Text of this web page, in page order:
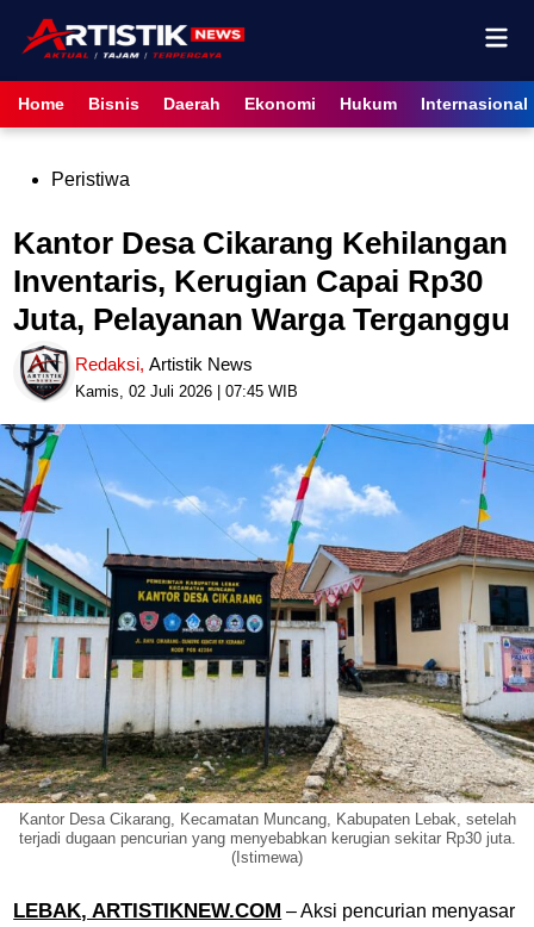
content
Home Bisnis Daerah Ekonomi Hukum Internasional
PostedPeristiwa
Kantor Desa Cikarang Kehilangan
Inventaris, Kerugian Capai Rp30
Juta, Pelayanan Warga Terganggu
Redaksi,Artistik News
Kamis, 02 Juli 2026 | 07:45 WIB
Kantor Desa Cikarang, Kecamatan Muncang, Kabupaten Lebak, setelah
terjadi dugaan pencurian yang menyebabkan kerugian sekitar Rp30 juta.
(Istimewa)
LEBAK, ARTISTIKNEW.COM – Aksi pencurian menyasar